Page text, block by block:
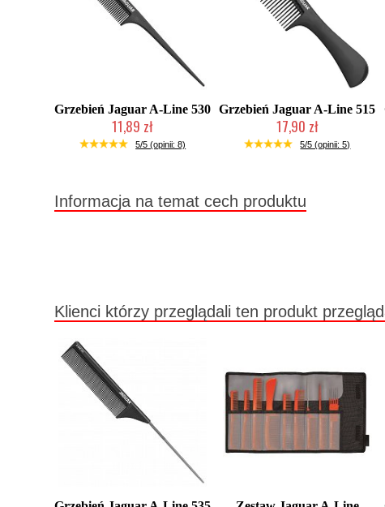
Grzebień Jaguar A-Line 530
11,89 zł
Duża ilość (wysyłka w 24h)
5/5 (opinii: 8)
Grzebień Jaguar A-Line 515
17,90 zł
Duża ilość (wysyłka w 24h)
5/5 (opinii: 5)
Informacja na temat cech produktu
Klienci którzy przeglądali ten produkt